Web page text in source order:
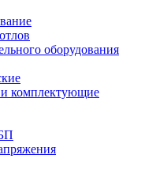
оборудования
комплектующие